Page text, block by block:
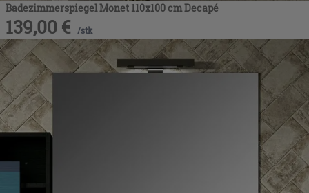
Badezimmerspiegel Monet 110x100 cm Decapé
139,00 € /stk